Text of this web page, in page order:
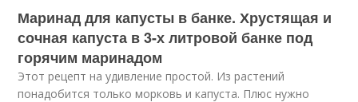
Маринад для капусты в банке. Хрустящая и
сочная капуста в 3-х литровой банке под
горячим маринадом
Этот рецепт на удивление простой. Из растений
понадобится только морковь и капуста. Плюс нужно